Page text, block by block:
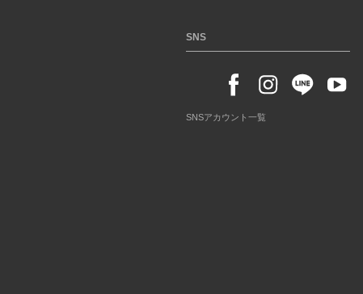
SNS
SNSアカウント一覧